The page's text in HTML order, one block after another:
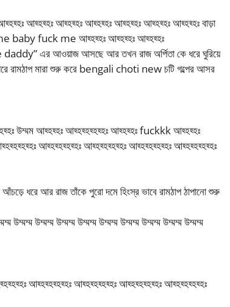
আহ্হহ্হঃ আহ্হহ্হঃ আহ্হহ্হঃ আহ্হহ্হঃ আহ্হহ্হঃ আহ্হহ্হঃ বাড়া
baby fuck me আহ্হহ্হঃ আহ্হহ্হঃ আহ্হহ্হঃ
এর আওয়াজ আসছে আর তখন রাজ অর্পিতা কে ধরে ঘুরিয়ে
রামঠাপ মারা শুরু করে bengali choti new চটি গল্পের আসর
উম্মম আহ্হহ্হঃ আহ্হহ্হহ্হহ্হঃ আহ্হহ্হঃ fuckkk আহ্হহ্হঃ
আহ্হহ্হহ্হহ্হঃ আহ্হহ্হহ্হহ্হঃ আহ্হহ্হহ্হহ্হঃ আহ্হহ্হহ্হহ্হঃ
আঁচড়ে ধরে আর রাজ তাঁকে পুরো দমে হিংস্র ভাবে রামঠাপ ঠাপানো শুরু
উম্মম্ম উম্মম্ম উম্মম্ম উম্মম্ম উম্মম্ম উম্মম্ম উম্মম্ম উম্মম্ম উম্মম্ম
আহ্হহ্হহ্হহ্হঃ আহ্হহ্হহ্হহ্হঃ আহ্হহ্হহ্হহ্হঃ আহ্হহ্হহ্হহ্হঃ